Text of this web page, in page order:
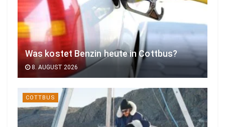
Was kostet Benzin heute in Cottbus?
8. AUGUST 2026
COTTBUS